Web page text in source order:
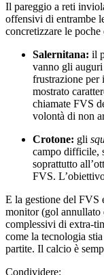
concretizzare le
Salernitana:il
frustrazione per
mostrato
chiamate FVS
volontà di non
Crotone:gli
soprattutto
FVS.
E la gestione del
complessivi di extra-
come la tecnologia
partite. Il calcio è
Condividere: